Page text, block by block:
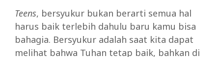
Teens, bersyukur bukan berarti semua hal
harus baik terlebih dahulu baru kamu bisa
bahagia. Bersyukur adalah saat kita dapat
melihat bahwa Tuhan tetap baik, bahkan di